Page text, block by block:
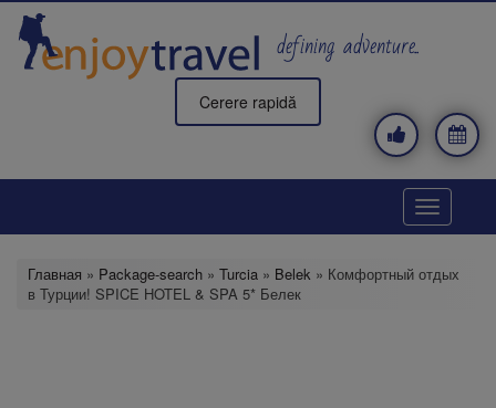
Перейти
основному
содержанию
defining adventure..
Cerere rapidă
Toggle
Главная » Package-search » Turcia » Belek » Комфортный отдых
в Турции! SPICE HOTEL & SPA 5* Белек